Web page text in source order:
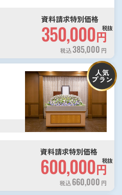
資料請求特別価格
350,000円
税抜
税込385,000 円
人気
プラン
資料請求特別価格
600,000円
税抜
税込660,000 円